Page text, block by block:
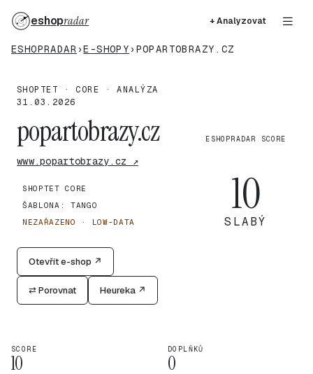
eshopradar + Analyzovat
ESHOPRADAR ›E-SHOPY › POPARTOBRAZY.CZ
SHOPTET · CORE · ANALÝZA
31.03.2026
popartobrazy.cz
www.popartobrazy.cz ↗
SHOPTET CORE
ŠABLONA: TANGO
NEZAŘAZENO · LOW-DATA
Otevřít e-shop ↗
⇄ Porovnat Heureka ↗
ESHOPRADAR SCORE
10
SLABÝ
SCORE
10
DOPLŇKŮ
0